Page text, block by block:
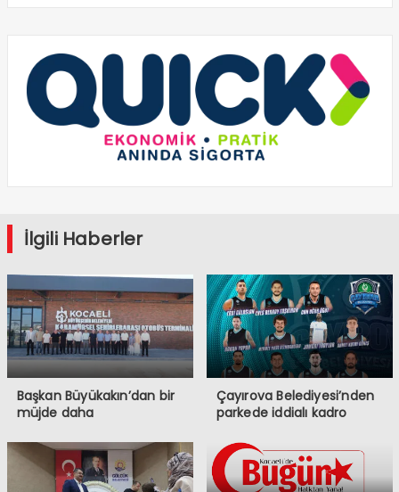
İlgili Haberler
Başkan Büyükakın’dan bir
müjde daha
Çayırova Belediyesi’nden
parkede iddialı kadro